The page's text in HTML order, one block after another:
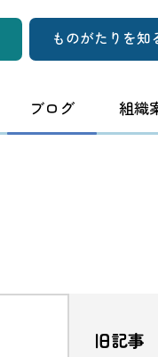
ものがたりを知
ブログ 組織
旧記事